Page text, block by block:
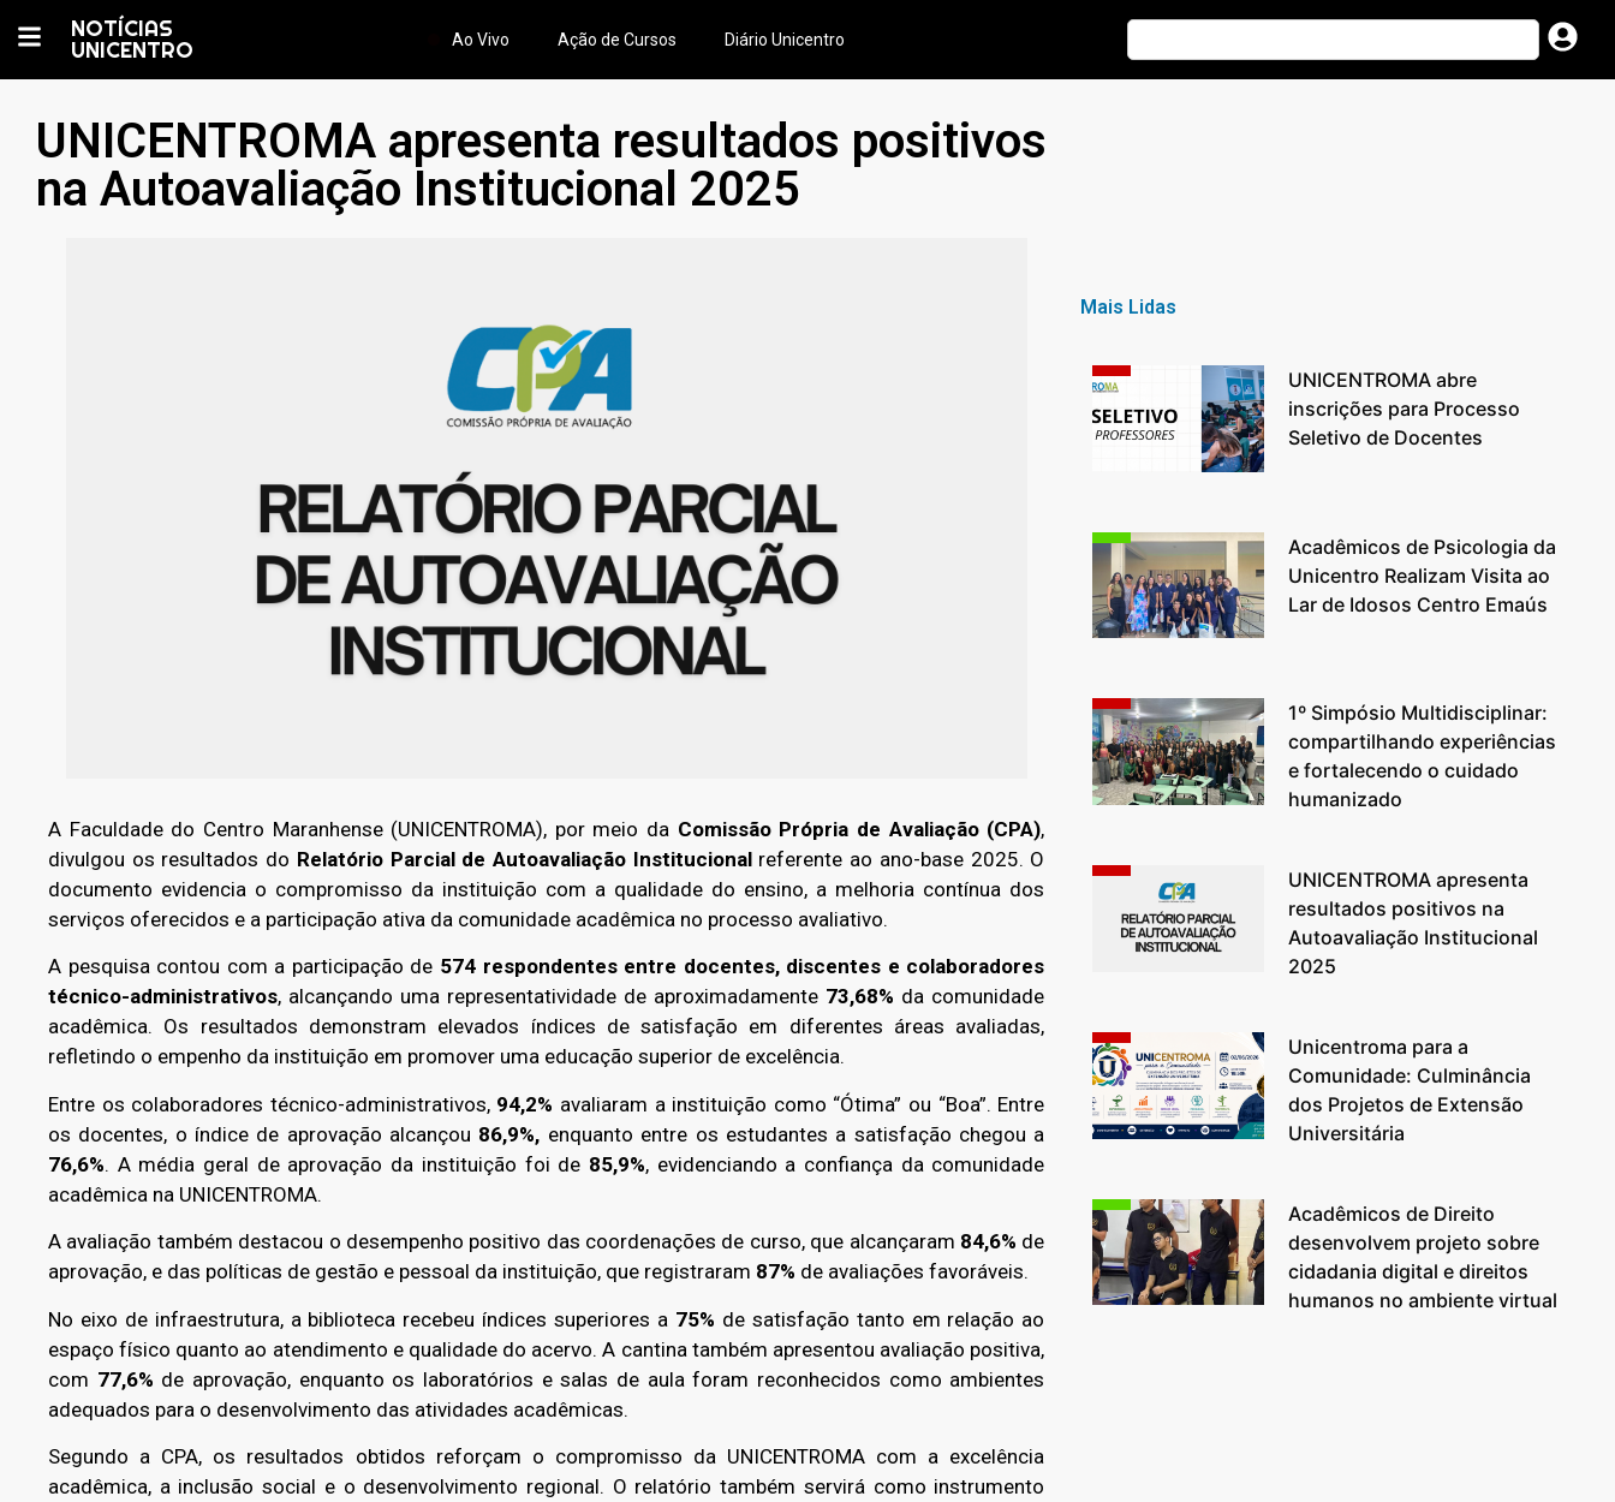
NOTÍCIAS
UNICENTRO Ao Vivo Ação de Cursos Diário Unicentro
UNICENTROMA apresenta resultados positivos
na Autoavaliação Institucional 2025
A Faculdade do Centro Maranhense (UNICENTROMA), por meio da Comissão Própria de Avaliação (CPA),
divulgou os resultados do Relatório Parcial de Autoavaliação Institucionalreferente ao ano-base 2025. O
documento evidencia o compromisso da instituição com a qualidade do ensino, a melhoria contínua dos
serviços oferecidos e a participação ativa da comunidade acadêmica no processo avaliativo.
A pesquisa contou com a participação de 574 respondentes entre docentes, discentes e colaboradores
técnico-administrativos, alcançando uma representatividade de aproximadamente 73,68% da comunidade
acadêmica. Os resultados demonstram elevados índices de satisfação em diferentes áreas avaliadas,
refletindo o empenho da instituição em promover uma educação superior de excelência.
Entre os colaboradores técnico-administrativos, 94,2% avaliaram a instituição como “Ótima” ou “Boa”. Entre
os docentes, o índice de aprovação alcançou 86,9%, enquanto entre os estudantes a satisfação chegou a
76,6%. A média geral de aprovação da instituição foi de 85,9%, evidenciando a confiança da comunidade
acadêmica na UNICENTROMA.
A avaliação também destacou o desempenho positivo das coordenações de curso, que alcançaram 84,6% de
aprovação, e das políticas de gestão e pessoal da instituição, que registraram 87% de avaliações favoráveis.
No eixo de infraestrutura, a biblioteca recebeu índices superiores a 75% de satisfação tanto em relação ao
espaço físico quanto ao atendimento e qualidade do acervo. A cantina também apresentou avaliação positiva,
com 77,6% de aprovação, enquanto os laboratórios e salas de aula foram reconhecidos como ambientes
adequados para o desenvolvimento das atividades acadêmicas.
Segundo a CPA, os resultados obtidos reforçam o compromisso da UNICENTROMA com a excelência
acadêmica, a inclusão social e o desenvolvimento regional. O relatório também servirá como instrumento
Mais Lidas
UNICENTROMA abre
inscrições para Processo
Seletivo de Docentes
Acadêmicos de Psicologia da
Unicentro Realizam Visita ao
Lar de Idosos Centro Emaús
1º Simpósio Multidisciplinar:
compartilhando experiências
e fortalecendo o cuidado
humanizado
UNICENTROMA apresenta
resultados positivos na
Autoavaliação Institucional
2025
Unicentroma para a
Comunidade: Culminância
dos Projetos de Extensão
Universitária
Acadêmicos de Direito
desenvolvem projeto sobre
cidadania digital e direitos
humanos no ambiente virtual